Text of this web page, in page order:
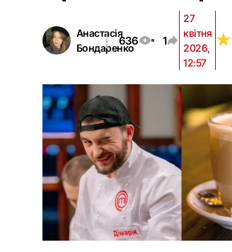
Анастасія
Бондаренко
636 1
27
квітня
2026,
12:57
★
★